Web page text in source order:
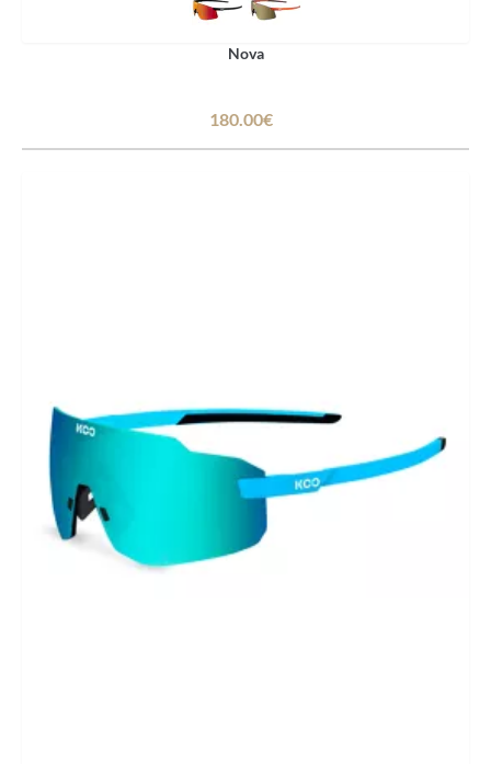
Nova
180.00€